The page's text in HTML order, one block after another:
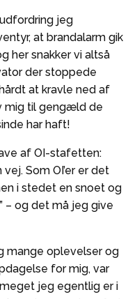
jeg
at brandalarm gik
her snakker vi altså
der stoppede
at kravle ned af
mig til gengæld de
har haft!
af OI-stafetten:
Som OI’er er det
i stedet en snoet og
– og det må jeg give
mange oplevelser og
for mig, var
jeg egentlig er i